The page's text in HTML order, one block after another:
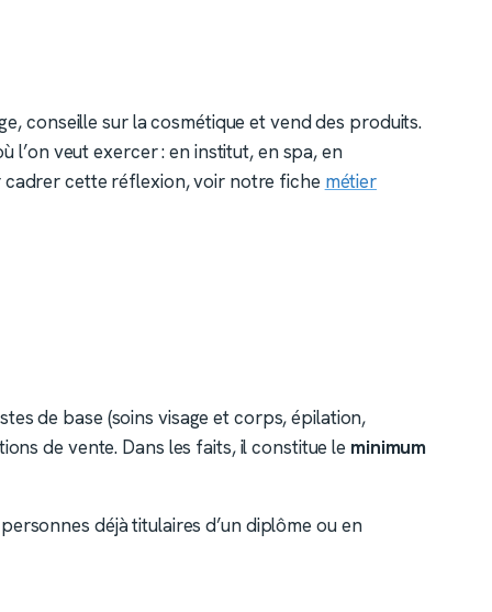
conseille sur la cosmétique et vend des produits.
l’on veut exercer : en institut, en spa, en
cadrer cette réflexion, voir notre fiche métier
de base (soins visage et corps, épilation,
de vente. Dans les faits, il constitue le minimum
déjà titulaires d’un diplôme ou en